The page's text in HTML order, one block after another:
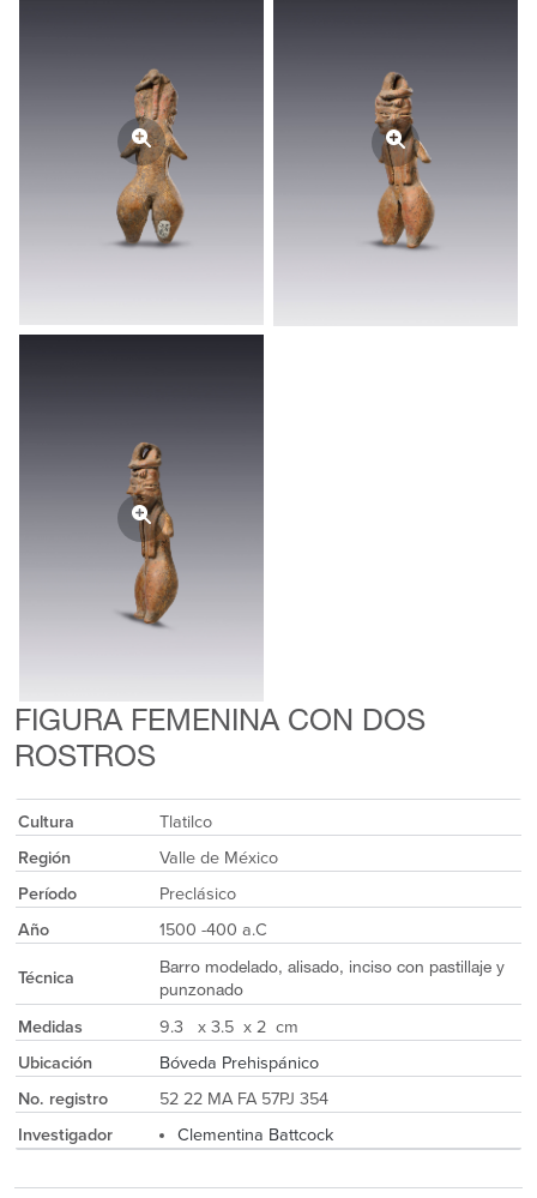
FIGURA FEMENINA CON DOS
ROSTROS
Cultura
Tlatilco
Región
Valle de México
Período
Preclásico
Año
1500 -400 a.C
Técnica
Barro modelado, alisado, inciso con pastillaje y
punzonado
Medidas
9.3 x 3.5 x 2 cm
Ubicación
Bóveda Prehispánico
No. registro
52 22 MA FA 57PJ 354
Investigador
Clementina Battcock